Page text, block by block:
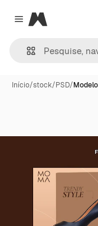
Close menu
Magnific
Início/stock/PSD/